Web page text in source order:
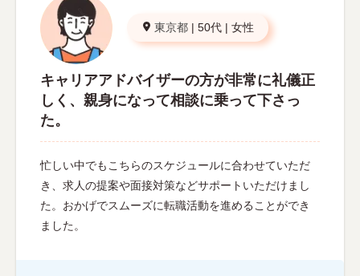
東京都 | 50代 | 女性
キャリアアドバイザーの方が非常に礼儀正
しく、親身になって相談に乗って下さっ
た。
忙しい中でもこちらのスケジュールに合わせていただ
き、求人の提案や面接対策などサポートいただけまし
た。おかげでスムーズに転職活動を進めることができ
ました。